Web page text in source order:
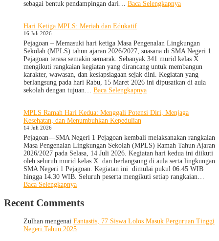
sebagai bentuk pendampingan dari… Baca Selengkapnya:
Terima
Monitoring
dan
Evaluasi
dari
Pengawas
Cabang
Wilayah
IX
Hari Ketiga MPLS: Meriah dan Edukatif
16 Juli 2026
Pejagoan – Memasuki hari ketiga Masa Pengenalan Lingkungan
Sekolah (MPLS) tahun ajaran 2026/2027, suasana di SMA Negeri 1
Pejagoan terasa semakin semarak. Sebanyak 341 murid kelas X
mengikuti rangkaian kegiatan yang dirancang untuk membangun
karakter, wawasan, dan kesiapsiagaan sejak dini. Kegiatan yang
berlangsung pada hari Rabu, 15 Maret 2026 ini dipusatkan di aula
sekolah dengan tujuan… Baca Selengkapnya:
MPLS:
Edukatif
MPLS Ramah Hari Kedua: Menggali Potensi Diri, Menjaga
Kesehatan, dan Menumbuhkan Kepedulian
14 Juli 2026
Pejagoan—SMA Negeri 1 Pejagoan kembali melaksanakan rangkaian
Masa Pengenalan Lingkungan Sekolah (MPLS) Ramah Tahun Ajaran
2026/2027 pada Selasa, 14 Juli 2026. Kegiatan hari kedua ini diikuti
oleh seluruh murid kelas X dan berlangsung di aula serta lingkungan
SMA Negeri 1 Pejagoan. Kegiatan ini dimulai pukul 06.45 WIB
hingga 14.30 WIB. Seluruh peserta mengikuti setiap rangkaian…
Baca Selengkapnya:
Ramah
Hari
Menggali
Potensi
Recent Comments
Zulhan mengenai Fantastis, 77 Siswa Lolos Masuk Perguruan Tinggi
Negeri Tahun 2025